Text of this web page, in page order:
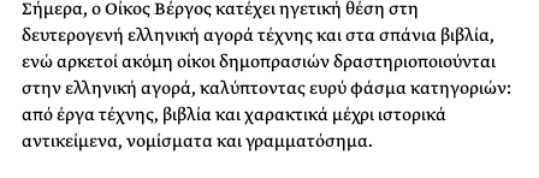
Σήμερα, ο Οίκος Βέργος κατέχει ηγετική θέση στη
δευτερογενή ελληνική αγορά τέχνης και στα σπάνια βιβλία,
ενώ αρκετοί ακόμη οίκοι δημοπρασιών δραστηριοποιούνται
στην ελληνική αγορά, καλύπτοντας ευρύ φάσμα κατηγοριών:
από έργα τέχνης, βιβλία και χαρακτικά μέχρι ιστορικά
αντικείμενα, νομίσματα και γραμματόσημα.